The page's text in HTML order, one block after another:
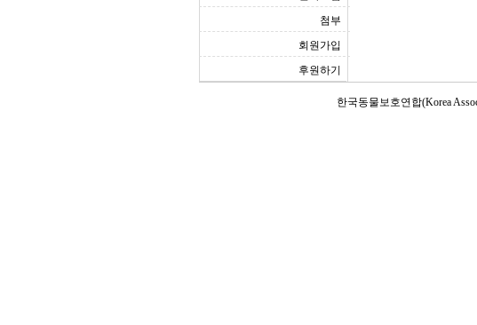
첨부
회원가입
후원하기
한국동물보호연합(Korea